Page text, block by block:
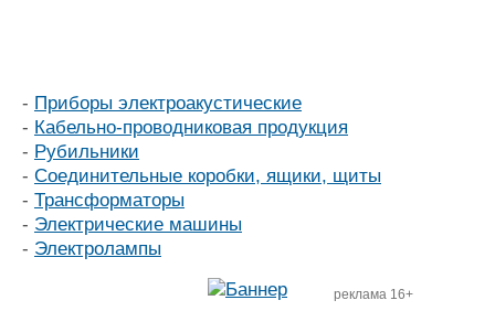
- Приборы электроакустические
- Кабельно-проводниковая продукция
- Рубильники
- Соединительные коробки, ящики, щиты
- Трансформаторы
- Электрические машины
- Электролампы
реклама 16+